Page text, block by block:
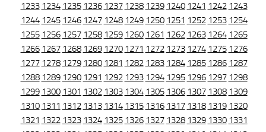
1233 1234 1235 1236 1237 1238 1239 1240 1241 1242 1243
1244 1245 1246 1247 1248 1249 1250 1251 1252 1253 1254
1255 1256 1257 1258 1259 1260 1261 1262 1263 1264 1265
1266 1267 1268 1269 1270 1271 1272 1273 1274 1275 1276
1277 1278 1279 1280 1281 1282 1283 1284 1285 1286 1287
1288 1289 1290 1291 1292 1293 1294 1295 1296 1297 1298
1299 1300 1301 1302 1303 1304 1305 1306 1307 1308 1309
1310 1311 1312 1313 1314 1315 1316 1317 1318 1319 1320
1321 1322 1323 1324 1325 1326 1327 1328 1329 1330 1331